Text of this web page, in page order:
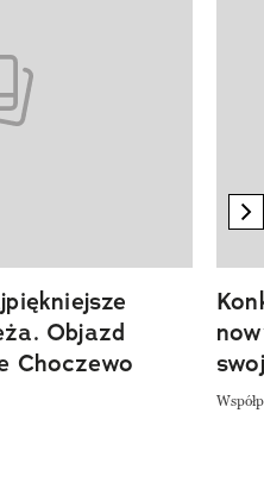
Objazd
Choczewo